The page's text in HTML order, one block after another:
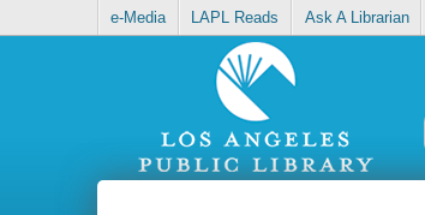
e-Media LAPL Reads Ask A Librarian